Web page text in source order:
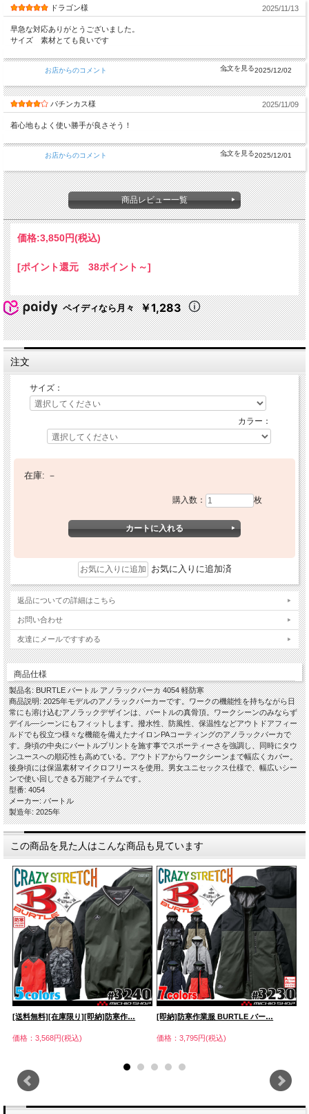
ドラゴン様 2025/11/13
早急な対応ありがとうございました。
サイズ 素材とても良いです
お店からのコメント 2025/12/02
パチンカス様 2025/11/09
着心地もよく使い勝手が良さそう！
お店からのコメント 2025/12/01
商品レビュー一覧
価格:3,850円(税込)
[ポイント還元 38ポイント～]
ペイディなら月々 ￥1,283
注文
サイズ：
カラー：
在庫: －
購入数： 枚
お気に入りに追加済
返品についての詳細はこちら
お問い合わせ
友達にメールですすめる
商品仕様
製品名: BURTLE バートル アノラックパーカ 4054 軽防寒
商品説明: 2025年モデルのアノラックパーカーです。ワークの機能性を持ちながら日
常にも溶け込むアノラックデザインは、バートルの真骨頂。ワークシーンのみならず
デイル―シーンにもフィットします。撥水性、防風性、保温性などアウトドアフィー
ルドでも役立つ様々な機能を備えたナイロンPAコーティングのアノラックパーカで
す。身頃の中央にバートルプリントを施す事でスポーティーさを強調し、同時にタウ
ンユースへの順応性も高めている。アウトドアからワークシーンまで幅広くカバー。
後身頃には保温素材マイクロフリースを使用。男女ユニセックス仕様で、幅広いシー
ンで使い回しできる万能アイテムです。
型番: 4054
メーカー: バートル
製造年: 2025年
この商品を見た人はこんな商品も見ています
[送料無料][在庫限り][即納]防寒作…
価格：3,568円(税込)
[即納]防寒作業服 BURTLE バー…
価格：3,795円(税込)